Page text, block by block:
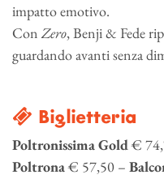
impatto emotivo.
ConZero, Benji & Fede
guardando avanti senza
Biglietteria
Poltronissima Gold€
Poltrona€ 57,50 –